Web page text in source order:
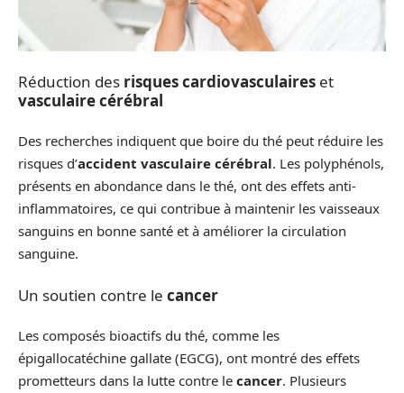
Réduction des risques cardiovasculaires et
vasculaire cérébral
Des recherches indiquent que boire du thé peut réduire les
risques d’accident vasculaire cérébral. Les polyphénols,
présents en abondance dans le thé, ont des effets anti-
inflammatoires, ce qui contribue à maintenir les vaisseaux
sanguins en bonne santé et à améliorer la circulation
sanguine.
Un soutien contre le cancer
Les composés bioactifs du thé, comme les
épigallocatéchine gallate (EGCG), ont montré des effets
prometteurs dans la lutte contre le cancer. Plusieurs